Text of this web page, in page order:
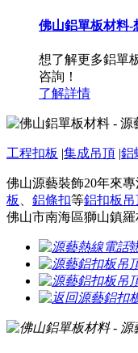
佛山鋁單板材料-
想了解更多鋁單
咨詢！
了解詳情
工程扣板 |集成吊頂 |鋁
佛山源藝裝飾20年來
板
鋁條扣等鋁扣板吊
佛山市南海區獅山鎮